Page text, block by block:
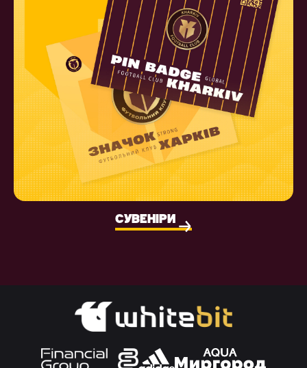
СУВЕНІРИ